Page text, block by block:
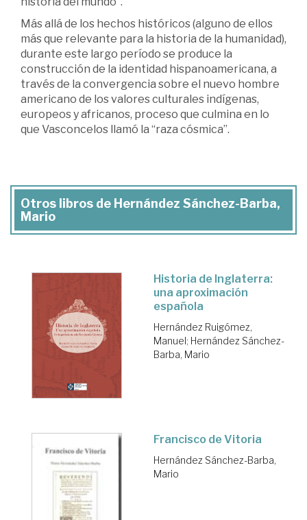
Más allá de los hechos históricos (alguno de ellos
más que relevante para la historia de la humanidad),
durante este largo período se produce la
construcción de la identidad hispanoamericana, a
través de la convergencia sobre el nuevo hombre
americano de los valores culturales indígenas,
europeos y africanos, proceso que culmina en lo
que Vasconcelos llamó la “raza cósmica”.
Otros libros de Hernández Sánchez-Barba,
Mario
Historia de Inglaterra:
una aproximación
española
Hernández Ruigómez,
Manuel; Hernández Sánchez-
Barba, Mario
Francisco de Vitoria
Hernández Sánchez-Barba,
Mario